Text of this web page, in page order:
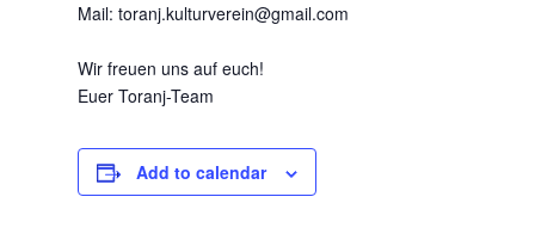
Mail: toranj.kulturverein@gmail.com
Wir freuen uns auf euch!
Euer Toranj-Team
Add to calendar